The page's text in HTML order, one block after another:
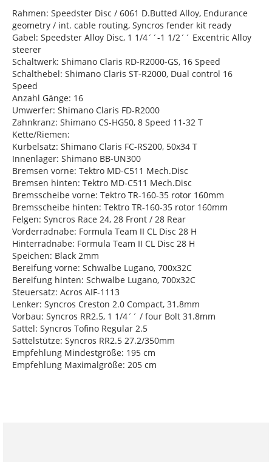
Rahmen: Speedster Disc / 6061 D.Butted Alloy, Endurance
geometry / int. cable routing, Syncros fender kit ready
Gabel: Speedster Alloy Disc, 1 1/4´´-1 1/2´´ Excentric Alloy
steerer
Schaltwerk: Shimano Claris RD-R2000-GS, 16 Speed
Schalthebel: Shimano Claris ST-R2000, Dual control 16
Speed
Anzahl Gänge: 16
Umwerfer: Shimano Claris FD-R2000
Zahnkranz: Shimano CS-HG50, 8 Speed 11-32 T
Kette/Riemen:
Kurbelsatz: Shimano Claris FC-RS200, 50x34 T
Innenlager: Shimano BB-UN300
Bremsen vorne: Tektro MD-C511 Mech.Disc
Bremsen hinten: Tektro MD-C511 Mech.Disc
Bremsscheibe vorne: Tektro TR-160-35 rotor 160mm
Bremsscheibe hinten: Tektro TR-160-35 rotor 160mm
Felgen: Syncros Race 24, 28 Front / 28 Rear
Vorderradnabe: Formula Team II CL Disc 28 H
Hinterradnabe: Formula Team II CL Disc 28 H
Speichen: Black 2mm
Bereifung vorne: Schwalbe Lugano, 700x32C
Bereifung hinten: Schwalbe Lugano, 700x32C
Steuersatz: Acros AIF-1113
Lenker: Syncros Creston 2.0 Compact, 31.8mm
Vorbau: Syncros RR2.5, 1 1/4´´ / four Bolt 31.8mm
Sattel: Syncros Tofino Regular 2.5
Sattelstütze: Syncros RR2.5 27.2/350mm
Empfehlung Mindestgröße: 195 cm
Empfehlung Maximalgröße: 205 cm